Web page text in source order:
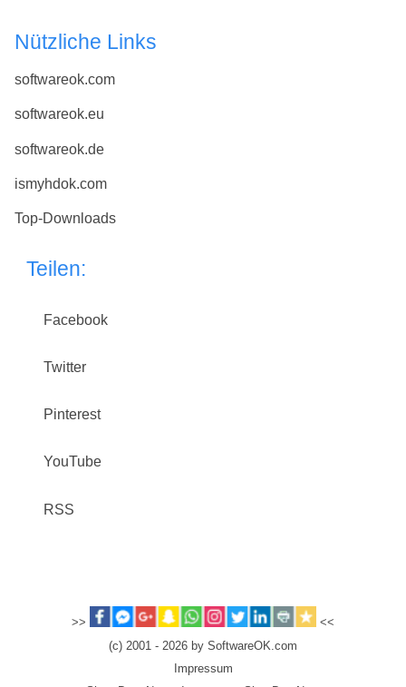
Nützliche Links
softwareok.com
softwareok.eu
softwareok.de
ismyhdok.com
Top-Downloads
Teilen:
Facebook
Twitter
Pinterest
YouTube
RSS
>>
<<
(c) 2001 - 2026 by SoftwareOK.com
Impressum